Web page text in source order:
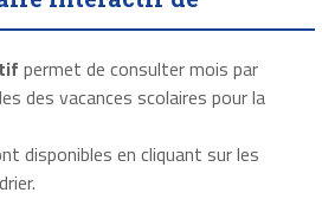
permet de consulter mois par
des vacances scolaires pour la
disponibles en cliquant sur les